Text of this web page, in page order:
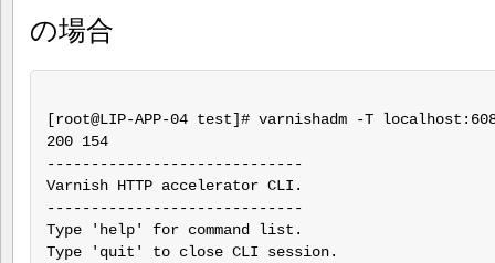
の場合
[root@LIP-APP-04 test]# varnishadm -T
200 154
-----------------------------
Varnish HTTP accelerator CLI.
-----------------------------
Type 'help' for command list.
Type 'quit' to close CLI session.